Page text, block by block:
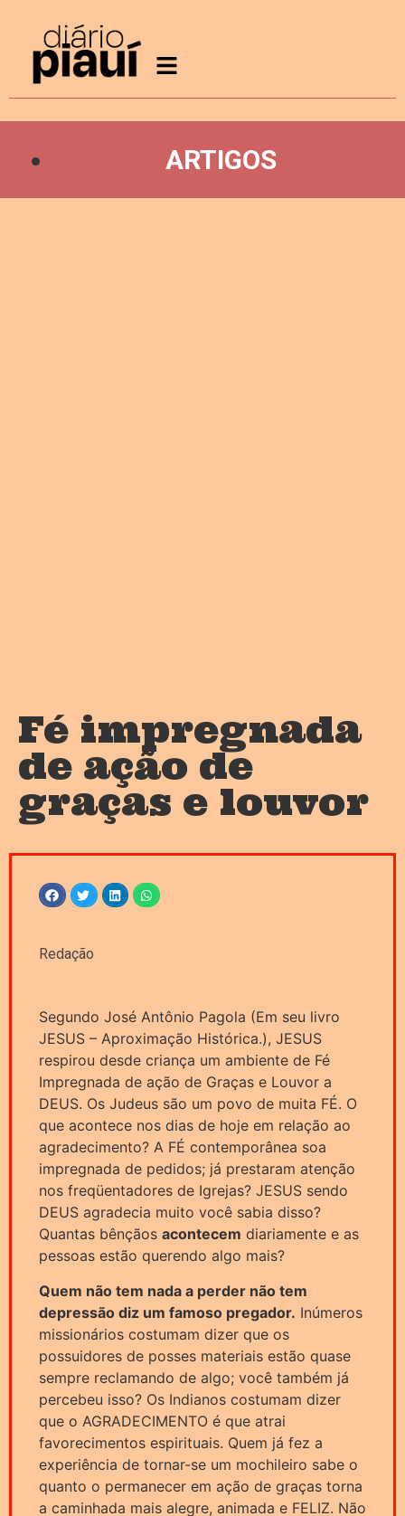
ARTIGOS
Fé impregnada
de ação de
graças e louvor
Redação
Segundo José Antônio Pagola (Em seu livro
JESUS – Aproximação Histórica.), JESUS
respirou desde criança um ambiente de Fé
Impregnada de ação de Graças e Louvor a
DEUS. Os Judeus são um povo de muita FÉ. O
que acontece nos dias de hoje em relação ao
agradecimento? A FÉ contemporânea soa
impregnada de pedidos; já prestaram atenção
nos freqüentadores de Igrejas? JESUS sendo
DEUS agradecia muito você sabia disso?
Quantas bênçãos acontecem diariamente e as
pessoas estão querendo algo mais?
Quem não tem nada a perder não tem
depressão diz um famoso pregador. Inúmeros
missionários costumam dizer que os
possuidores de posses materiais estão quase
sempre reclamando de algo; você também já
percebeu isso? Os Indianos costumam dizer
que o AGRADECIMENTO é que atrai
favorecimentos espirituais. Quem já fez a
experiência de tornar-se um mochileiro sabe o
quanto o permanecer em ação de graças torna
a caminhada mais alegre, animada e FELIZ. Não